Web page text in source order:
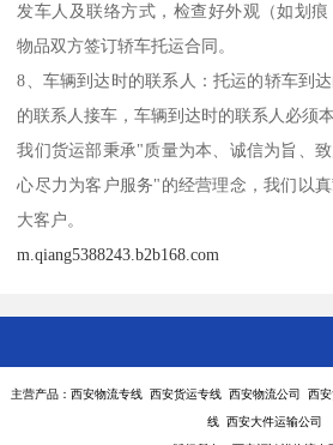
发车人及联络方式，检查好外观（如划
物品双方签订轿车托运合同。
8、车辆到达时的联系人：托运的轿车到
的联系人接车，车辆到达时的联系人必须
我们货运部秉承"质量为本、诚信为旨、
心尽力为客户服务"的经营理念，我们以
大客户。
m.qiang5388243.b2b168.com
主营产品：西安物流专线 西安货运专线 西安物流公司 西
线 西安大件运输公司